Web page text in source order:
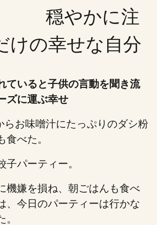
かに注
けの幸せな自分
ていると子供の言動を聞き流
ズに運ぶ幸せ
らお味噌汁にたっぷりのダシ粉
食べた。
子パーティー。
機嫌を損ね、朝ごはんも食べ
、今日のパーティーは行かな